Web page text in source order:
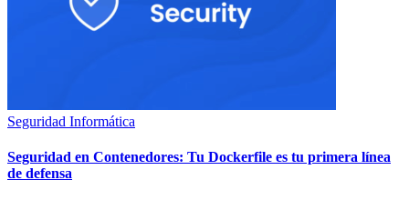
Seguridad Informática
Seguridad en Contenedores: Tu Dockerfile es tu primera línea
de defensa